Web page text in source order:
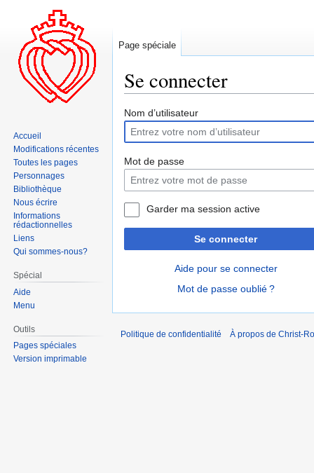
Se connecter
Aller
la
navigation
Aller
la
recherche
Nom d’utilisateur
Mot de passe
Garder ma session active
Se connecter
Aide pour se connecter
Mot de passe oublié ?
Page spéciale
Accueil
Modifications récentes
Toutes les pages
Personnages
Bibliothèque
Nous écrire
Informations
rédactionnelles
Liens
Qui sommes-nous?
Spécial
Aide
Menu
Outils
Pages spéciales
Version imprimable
Politique de confidentialité À propos de Christ-